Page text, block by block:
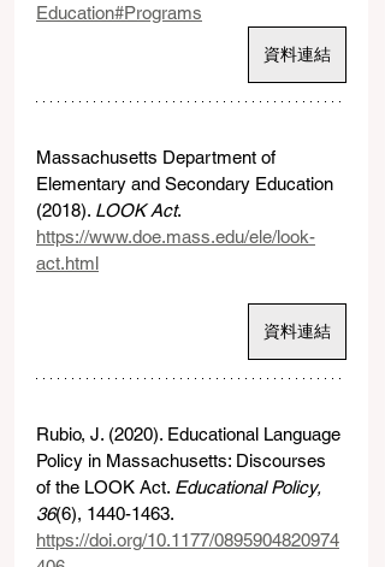
Education#Programs
資料連結
Massachusetts Department of
Elementary and Secondary Education
(2018). LOOK Act.
https://www.doe.mass.edu/ele/look-
act.html
資料連結
Rubio, J. (2020). Educational Language
Policy in Massachusetts: Discourses
of the LOOK Act. Educational Policy,
36(6), 1440-1463.
https://doi.org/10.1177/0895904820974